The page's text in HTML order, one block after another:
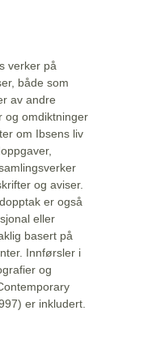
verker på
både som
av andre
og omdiktninger
om Ibsens liv
og aviser.
er også
eller
basert på
Innførsler i
og
er inkludert.